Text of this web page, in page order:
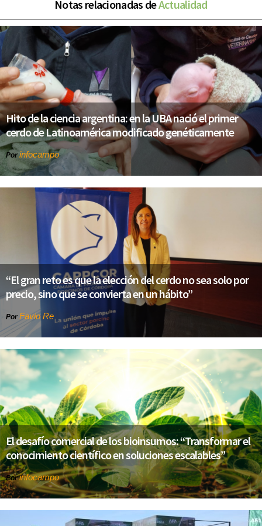
Notas relacionadas deActualidad
Hito de la ciencia argentina: en la UBA nació el primer
cerdo de Latinoamérica modificado genéticamente
Por infocampo
“El gran reto es que la elección del cerdo no sea solo por
precio, sino que se convierta en un hábito”
Por Favio Re
El desafío comercial de los bioinsumos: “Transformar el
conocimiento científico en soluciones escalables”
Porinfocampo